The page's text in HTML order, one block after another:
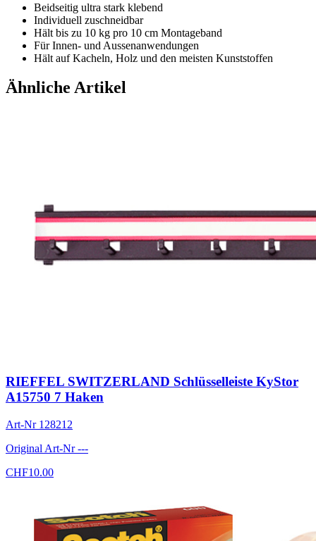
Beidseitig ultra stark klebend
Individuell zuschneidbar
Hält bis zu 10 kg pro 10 cm Montageband
Für Innen- und Aussenanwendungen
Hält auf Kacheln, Holz und den meisten Kunststoffen
Ähnliche Artikel
RIEFFEL SWITZERLAND Schlüsselleiste KyStor
A15750 7 Haken
Art-Nr 128212
Original Art-Nr---
CHF10.00